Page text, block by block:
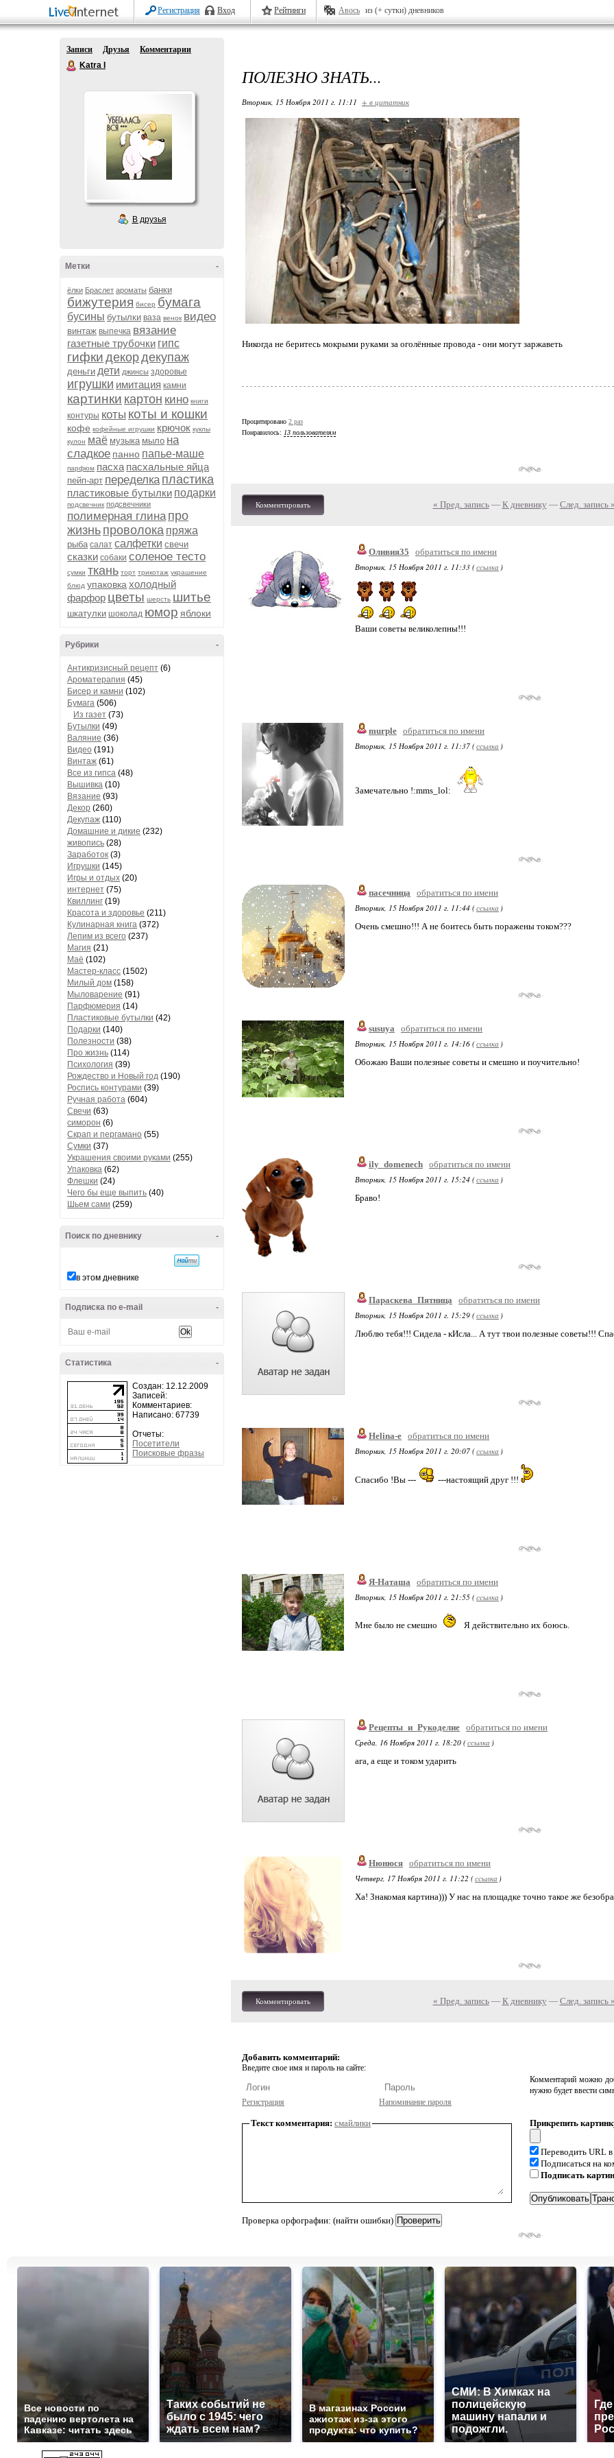
Регистрация Вход Рейтинги Авось из (+ сутки) дневников
Записи Друзья
Комментарии
Katra I
В друзья
-
Метки
ёлки Браслет ароматы банки
бижутерия бисер бумага
бусины бутылки ваза венок видео
винтаж выпечка вязание
газетные трубочки гипс
гифки декордекупаж
деньги дети джинсы здоровье
игрушки имитация камни
картинки картон кино книги
контуры коты коты и кошки
кофе кофейные игрушки крючок куклы
кулон маё музыка мыло на
сладкое панно папье-маше
парфюм пасха пасхальные яйца
пейп-арт переделка пластика
пластиковые бутылки подарки
подсвечник подсвечники
полимерная глина про
жизнь проволока пряжа
рыба салат салфетки свечи
сказки собаки соленое тесто
сумки ткань торт трикотаж украшение
блюд упаковка холодный
фарфор цветы шерсть шитье
шкатулки шоколад юмор яблоки
-
Рубрики
Антикризисный рецепт (6)
Ароматерапия (45)
Бисер и камни (102)
Бумага (506)
Из газет (73)
Бутылки (49)
Валяние (36)
Видео (191)
Винтаж (61)
Все из гипса (48)
Вышивка (10)
Вязание (93)
Декор (260)
Декупаж (110)
Домашние и дикие (232)
живопись (28)
Заработок (3)
Игрушки (145)
Игры и отдых (20)
интернет (75)
Квиллинг (19)
Красота и здоровье (211)
Кулинарная книга (372)
Лепим из всего (237)
Магия (21)
Маё (102)
Мастер-класс (1502)
Милый дом (158)
Мыловарение (91)
Парфюмерия (14)
Пластиковые бутылки (42)
Подарки (140)
Полезности (38)
Про жизнь (114)
Психология (39)
Рождество и Новый год (190)
Роспись контурами (39)
Ручная работа (604)
Свечи (63)
симорон (6)
Скрап и пергамано (55)
Сумки (37)
Украшения своими руками (255)
Упаковка (62)
Флешки (24)
Чего бы еще выпить (40)
Шьем сами (259)
-
Поиск по дневнику
в этом дневнике
-
Подписка по e-mail
-
Статистика
Создан: 12.12.2009
Записей:
Комментариев:
Написано: 67739
Отчеты:
Посетители
Поисковые фразы
ПОЛЕЗНО ЗНАТЬ...
Вторник, 15 Ноября 2011 г. 11:11 + в цитатник
Никогда не беритесь мокрыми руками за оголённые провода - они могут заржаветь
Процитировано 2 раз
Понравилось: 13 пользователям
Комментировать « Пред. запись— К дневнику — След. запись »
Оливия35
обратиться по имени
Вторник, 15 Ноября 2011 г. 11:33 (ссылка )
Ваши советы великолепны!!!
murple обратиться по имени
Вторник, 15 Ноября 2011 г. 11:37 (ссылка )
Замечательно !:mms_lol:
пасечница
обратиться по имени
Вторник, 15 Ноября 2011 г. 11:44 (ссылка )
Очень смешно!!! А не боитесь быть поражены током???
susuya
обратиться по имени
Вторник, 15 Ноября 2011 г. 14:16 (ссылка )
Обожаю Ваши полезные советы и смешно и поучительно!
ily_domenech обратиться по имени
Вторник, 15 Ноября 2011 г. 15:24 (ссылка )
Браво!
Параскева_Пятница
обратиться по имени
Вторник, 15 Ноября 2011 г. 15:29 (ссылка )
Люблю тебя!!! Сидела - кИсла... А тут твои полезные советы!!!
Helina-e обратиться по имени
Вторник, 15 Ноября 2011 г. 20:07 (ссылка )
Спасибо !Вы --- ---настоящий друг !!!
Я-Наташа
обратиться по имени
Вторник, 15 Ноября 2011 г. 21:55 (ссылка )
Мне было не смешно Я действительно их боюсь.
Рецепты_и_Рукоделие обратиться по имени
Среда, 16 Ноября 2011 г. 18:20 (ссылка )
ага, а еще и током ударить
Нюнюся обратиться по имени
Четверг, 17 Ноября 2011 г. 11:22 (ссылка )
Ха! Знакомая картина))) У нас на площадке точно такое же
Комментировать « Пред. запись— К дневнику — След. запись »
Добавить комментарий:
Введите свое имя и пароль на сайте:
Регистрация Напоминание пароля
Комментарий можно
нужно будет ввести
Текст комментария: смайлики
Проверка орфографии: (найти ошибки)
Прикрепить
Переводить URL
Подписаться на
Подписать
Все новости по
падению вертолета на
Кавказе: читать здесь
Таких событий не
было с 1945: чего
ждать всем нам?
В магазинах России
ажиотаж из-за этого
продукта: что купить?
СМИ: В Химках на
полицейскую
машину напали и
подожгли.